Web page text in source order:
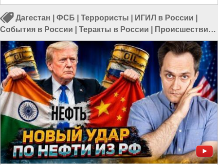
Дагестан ФСБ Террористы ИГИЛ в России
События в России
Теракты в России
Происшествия
в России